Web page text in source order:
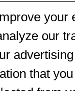
your
our
that